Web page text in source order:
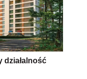
działalność